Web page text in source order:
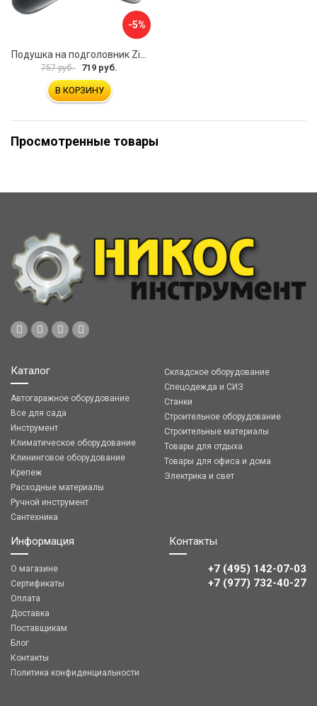
-5%
757 руб. 719 руб.
В КОРЗИНУ
Просмотренные товары
Каталог
Автогаражное оборудование
Все для сада
Инструмент
Климатическое оборудование
Клининговое оборудование
Крепеж
Расходные материалы
Ручной инструмент
Сантехника
Складское оборудование
Спецодежда и СИЗ
Станки
Строительное оборудование
Строительные материалы
Товары для отдыха
Товары для офиса и дома
Электрика и свет
Информация
О магазине
Сертификаты
Оплата
Доставка
Поставщикам
Блог
Контакты
Политика конфиденциальности
Контакты
+7 (495) 142-07-03
‎‎+7 (977) 732-40-27